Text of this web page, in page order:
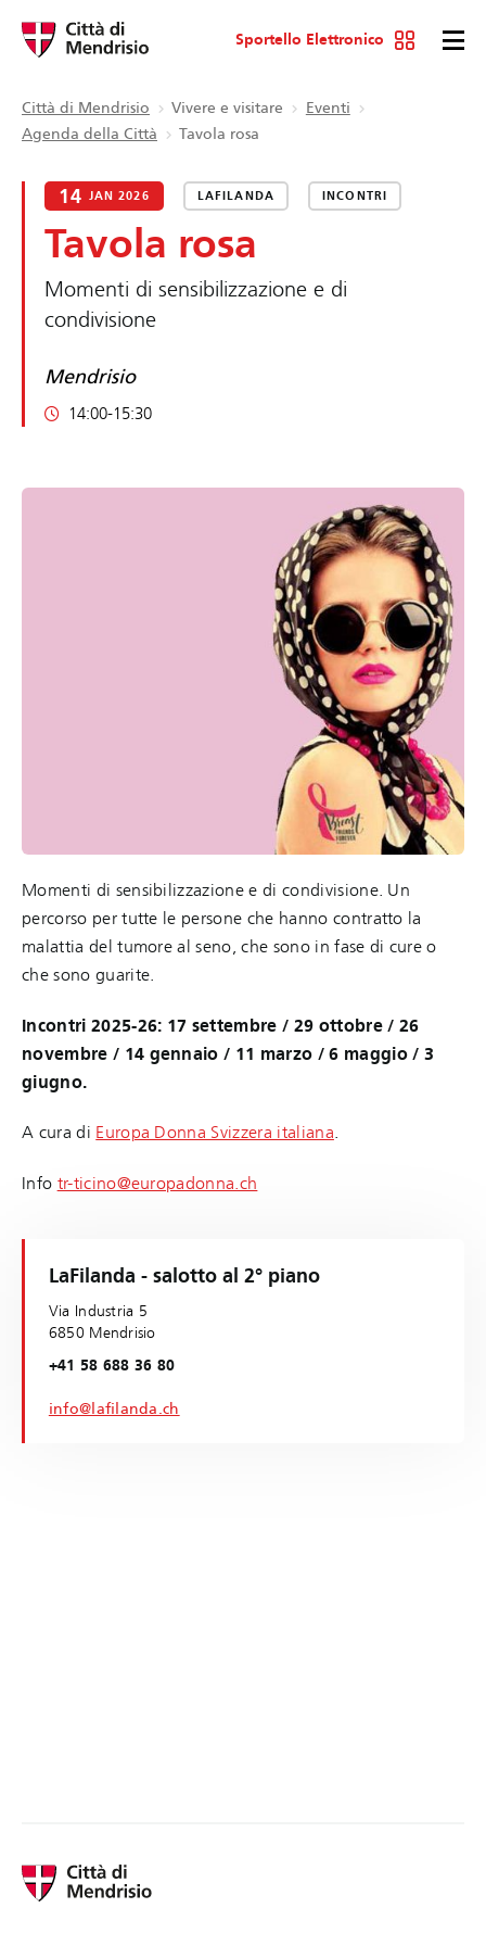
Sportello Elettronico
Città di Mendrisio Vivere e visitare
Eventi
Agenda della Città
Tavola rosa
14 JAN 2026 LAFILANDA INCONTRI
Tavola rosa
Momenti di sensibilizzazione e di
condivisione
Mendrisio
14:00-15:30
Momenti di sensibilizzazione e di condivisione. Un
percorso per tutte le persone che hanno contratto la
malattia del tumore al seno, che sono in fase di cure o
che sono guarite.
Incontri 2025-26: 17 settembre / 29 ottobre / 26
novembre / 14 gennaio / 11 marzo / 6 maggio / 3
giugno.
A cura di Europa Donna Svizzera italiana.
Info tr-ticino@europadonna.ch
LaFilanda - salotto al 2° piano
Via Industria 5
6850 Mendrisio
+41 58 688 36 80
info@lafilanda.ch